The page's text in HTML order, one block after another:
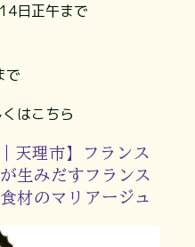
日正午まで
で
はこちら
天理市】フランス
生みだすフランス
材のマリアージュ